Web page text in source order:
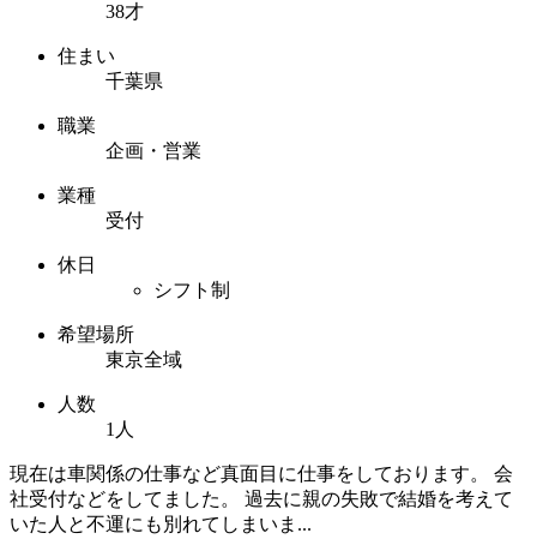
38才
住まい
千葉県
職業
企画・営業
業種
受付
休日
シフト制
希望場所
東京全域
人数
1人
現在は車関係の仕事など真面目に仕事をしております。 会
社受付などをしてました。 過去に親の失敗で結婚を考えて
いた人と不運にも別れてしまいま...